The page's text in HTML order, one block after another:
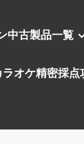
中古製品一覧
ラオケ精密採点